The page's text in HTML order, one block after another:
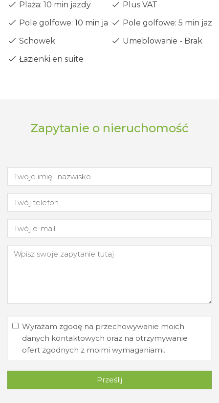
Plaża: 10 min jazdy
Plus VAT
Pole golfowe: 10 min jazdy Pole golfowe: 5 min
Schowek
Umeblowanie - Brak
Łazienki en suite
Zapytanie o nieruchomość
Wyrażam zgodę na przechowywanie moich
danych kontaktowych oraz na otrzymywanie
ofert zgodnych z moimi wymaganiami.
Prześlij